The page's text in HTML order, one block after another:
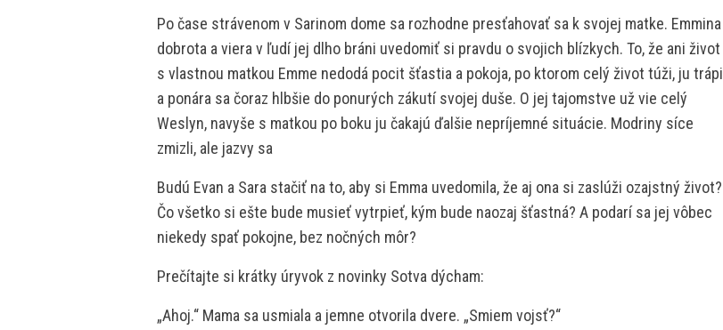
Po čase strávenom v Sarinom dome sa rozhodne presťahovať sa k svojej matke. Emmina
dobrota a viera v ľudí jej dlho bráni uvedomiť si pravdu o svojich blízkych. To, že ani život
s vlastnou matkou Emme nedodá pocit šťastia a pokoja, po ktorom celý život túži, ju trápi
a ponára sa čoraz hlbšie do ponurých zákutí svojej duše. O jej tajomstve už vie celý
Weslyn, navyše s matkou po boku ju čakajú ďalšie nepríjemné situácie. Modriny síce
zmizli, ale jazvy sa
Budú Evan a Sara stačiť na to, aby si Emma uvedomila, že aj ona si zaslúži ozajstný život?
Čo všetko si ešte bude musieť vytrpieť, kým bude naozaj šťastná? A podarí sa jej vôbec
niekedy spať pokojne, bez nočných môr?
Prečítajte si krátky úryvok z novinky Sotva dýcham:
„Ahoj.“ Mama sa usmiala a jemne otvorila dvere. „Smiem vojsť?“